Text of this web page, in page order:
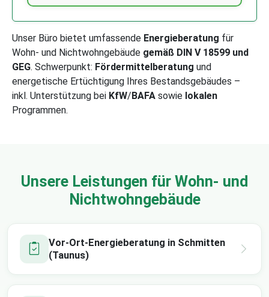
Unser Büro bietet umfassende Energieberatung für
Wohn- und Nichtwohngebäude gemäß DIN V 18599 und
GEG. Schwerpunkt: Fördermittelberatung und
energetische Ertüchtigung Ihres Bestandsgebäudes –
inkl. Unterstützung bei KfW/BAFA sowie lokalen
Programmen.
Unsere Leistungen für Wohn- und
Nichtwohngebäude
Vor-Ort-Energieberatung in Schmitten
(Taunus)